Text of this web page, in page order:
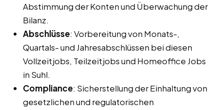
Abstimmung der Konten und Überwachung der
Bilanz.
Abschlüsse: Vorbereitung von Monats-,
Quartals- und Jahresabschlüssen bei diesen
Vollzeitjobs, Teilzeitjobs und Homeoffice Jobs
in Suhl.
Compliance: Sicherstellung der Einhaltung von
gesetzlichen und regulatorischen